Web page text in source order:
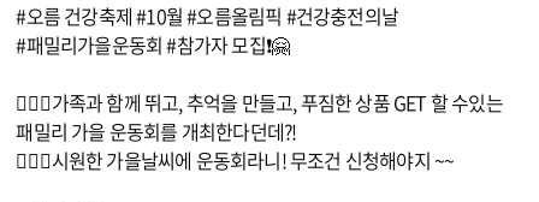
#오름 건강축제 #10월 #오름올림픽 #건강충전의날
#패밀리가을운동회 #참가자 모집❗🤗
💁🏻‍♀️가족과 함께 뛰고, 추억을 만들고, 푸짐한 상품 GET 할 수있는
패밀리 가을 운동회를 개최한다던데?!
💁🏻‍♂️시원한 가을날씨에 운동회라니! 무조건 신청해야지 ~~